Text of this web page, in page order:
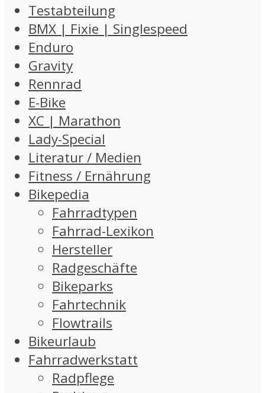
Testabteilung
BMX | Fixie | Singlespeed
Enduro
Gravity
Rennrad
E-Bike
XC | Marathon
Lady-Special
Literatur / Medien
Fitness / Ernährung
Bikepedia
Fahrradtypen
Fahrrad-Lexikon
Hersteller
Radgeschäfte
Bikeparks
Fahrtechnik
Flowtrails
Bikeurlaub
Fahrradwerkstatt
Radpflege